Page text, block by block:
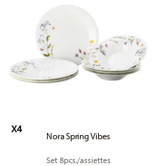
X4
Nora Spring Vibes
Set 8pcs./assiettes